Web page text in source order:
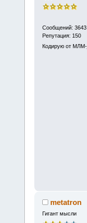
Сообщений: 3643
Репутация: 150
Кодирую от МЛМ-
metatron
Гигант мысли